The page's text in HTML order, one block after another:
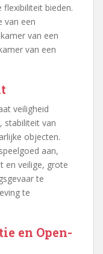
bieden.
van een
van een
van een
veiligheid
stabiliteit van
objecten.
aan,
en veilige, grote
te
te
en Open-